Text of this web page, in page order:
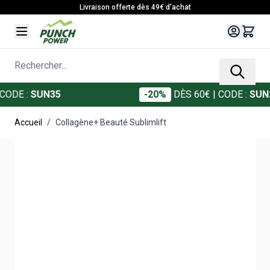
Livraison offerte dès 49€ d'achat
Rechercher...
DÈS 60€| CODE :SUN20
Accueil / Collagène+ Beauté Sublimlift